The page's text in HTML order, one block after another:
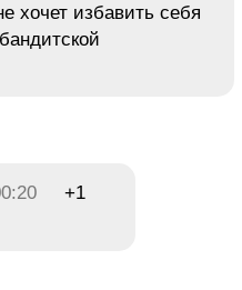
хочет избавить себя
+1